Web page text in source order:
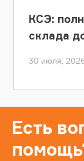
КСЭ:
склада
30 июля,
Есть